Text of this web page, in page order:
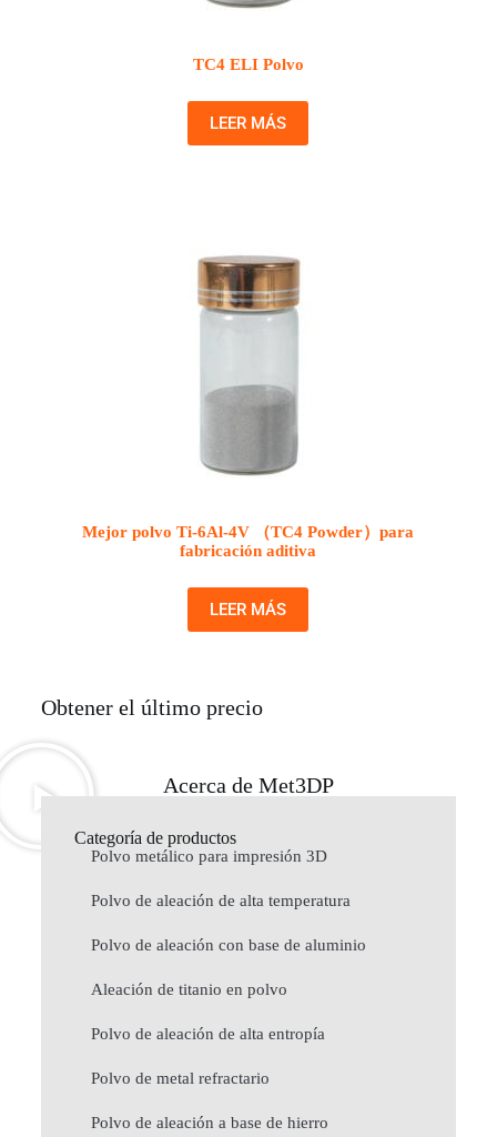
TC4 ELI Polvo
LEER MÁS
Mejor polvo Ti-6Al-4V （TC4 Powder）para
fabricación aditiva
LEER MÁS
Obtener el último precio
Acerca de Met3DP
Categoría de productos
Polvo metálico para impresión 3D
Polvo de aleación de alta temperatura
Polvo de aleación con base de aluminio
Aleación de titanio en polvo
Polvo de aleación de alta entropía
Polvo de metal refractario
Polvo de aleación a base de hierro